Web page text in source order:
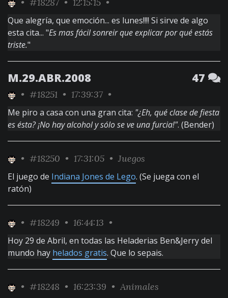
Que alegría, que emoción... es lunes!!!! Si sirve de algo
esta cita... "Es mas fácil sonreir que explicar por qué estás
triste."
M.29.ABR.2008 47
• #18251 • 17:39:37 •
Me piro a casa con una gran cita: "¿Eh, qué clase de fiesta
es ésta? ¡No hay alcohol y sólo se ve una furcia!". (Bender)
• #18250 • 17:31:05 • Juegos
El juego de Indiana Jones de Lego. (Se juega con el
ratón)
• #18249 • 16:44:13 •
Hoy 29 de Abril, en todas las Heladerias Ben&Jerry del
mundo hay helados gratis. Que lo sepais.
• #18248 • 16:23:39 • Animales